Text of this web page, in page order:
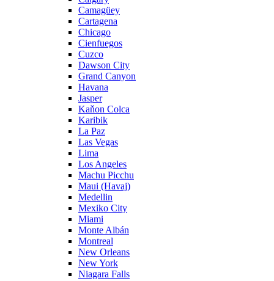
Camagüey
Cartagena
Chicago
Cienfuegos
Cuzco
Dawson City
Grand Canyon
Havana
Jasper
Kaňon Colca
Karibik
La Paz
Las Vegas
Lima
Los Angeles
Machu Picchu
Maui (Havaj)
Medellin
Mexiko City
Miami
Monte Albán
Montreal
New Orleans
New York
Niagara Falls